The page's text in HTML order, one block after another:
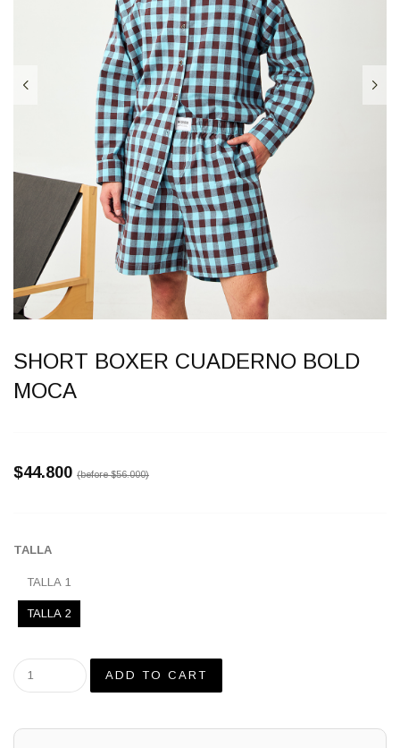
SHORT BOXER CUADERNO BOLD
MOCA
$44.800 (before$56.000)
TALLA
TALLA 1
TALLA 2